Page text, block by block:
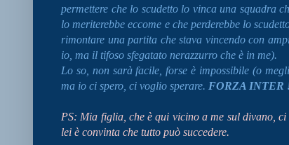
permettere che lo scudetto lo vinca una squadra
lo meriterebbe eccome e che perderebbe lo
rimontare una partita che stava vincendo con
io, ma il tifoso sfegatato nerazzurro che è in me).
Lo so, non sarà facile, forse è impossibile (o
ma io ci spero, ci voglio sperare. FORZA INTER
PS: Mia figlia, che è qui vicino a me sul divano,
lei è convinta che tutto può succedere.